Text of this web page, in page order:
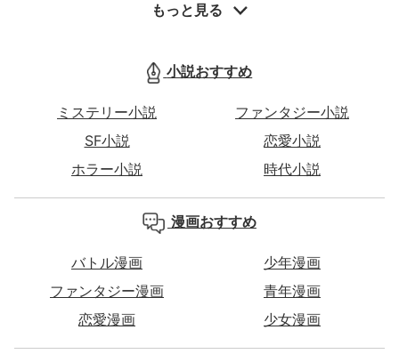
もっと見る
小説おすすめ
ミステリー小説
ファンタジー小説
SF小説
恋愛小説
ホラー小説
時代小説
漫画おすすめ
バトル漫画
少年漫画
ファンタジー漫画
青年漫画
恋愛漫画
少女漫画